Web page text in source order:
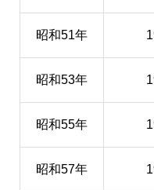
昭和51年
昭和53年
昭和55年
昭和57年